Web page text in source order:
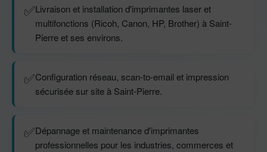
✅Livraison et installation d'imprimantes laser et
multifonctions (Ricoh, Canon, HP, Brother) à Saint-
Pierre et ses environs.
✅Configuration réseau, scan-to-email et impression
sécurisée sur site à Saint-Pierre.
✅Dépannage et maintenance d'imprimantes
professionnelles pour les industries, commerces et